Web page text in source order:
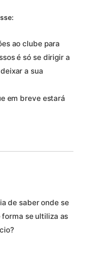
ao clube para
é só se dirigir a
a sua
em breve estará
de saber onde se
se ultiliza as